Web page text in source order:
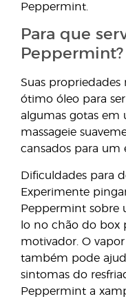
Peppermint.
Para que
Peppermint?
Suas propriedades
ótimo óleo para
algumas gotas em
massageie
cansados para um
Dificuldades para
Experimente
Peppermint sobre
lo no chão do box
motivador. O
também pode
sintomas do
Peppermint a